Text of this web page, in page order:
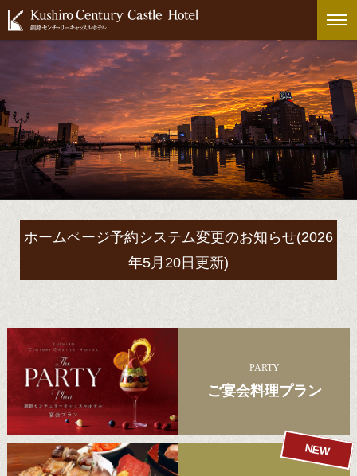
ホームページ予約システム変更のお知らせ(2026
年5月20日更新)
PARTY
ご宴会料理プラン
NEW